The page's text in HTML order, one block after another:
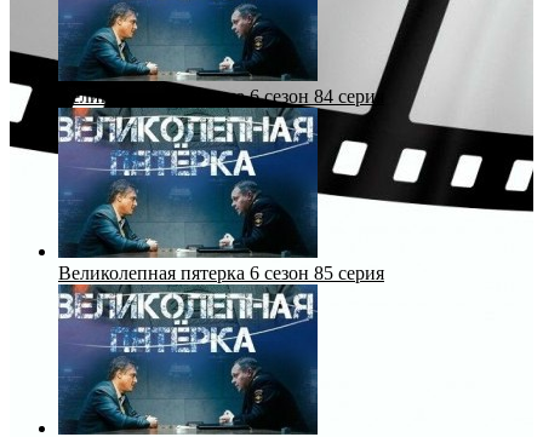
Великолепная пятерка 6 сезон 84 серия
Великолепная пятерка 6 сезон 85 серия